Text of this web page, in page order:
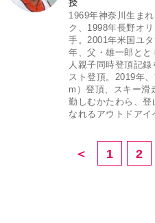
授
1969年神奈川生ま
ク、1998年長野オ
手。2001年米国ユ
年、父・雄一郎とと
人親子同時登頂記
スト登頂。2019年
m）登頂、スキー滑
勤しむかたわら、登
なれるアウトドアイ
＜ 1 2